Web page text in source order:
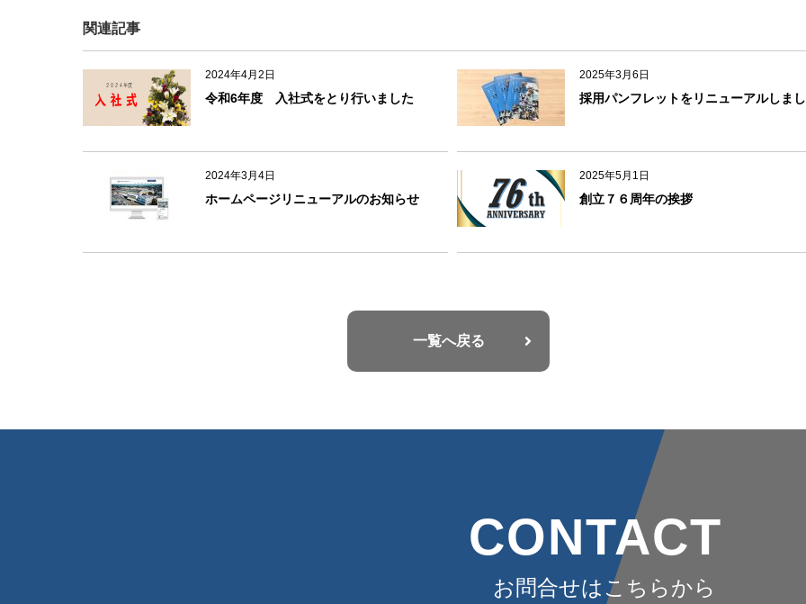
b
o
o
k
関連記事
2024年4月2日
令和6年度 入社式をとり行いました
2025年3月6日
採用パンフレットをリニューアルしま
2024年3月4日
ホームページリニューアルのお知らせ
2025年5月1日
創立７６周年の挨拶
一覧へ戻る
CONTACT
お問合せはこちらから